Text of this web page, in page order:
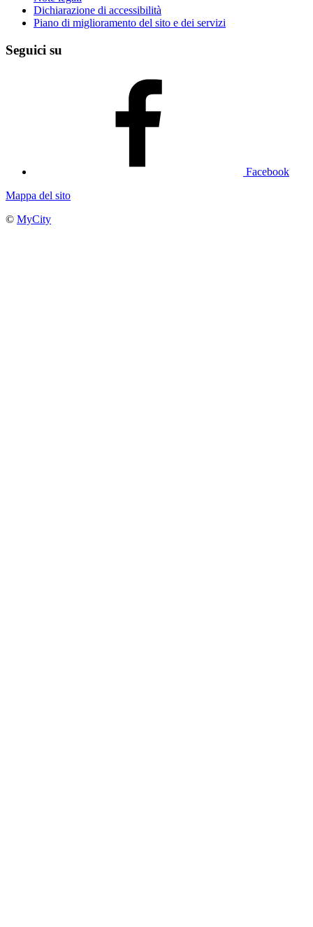
Dichiarazione di accessibilità
Piano di miglioramento del sito e dei servizi
Seguici su
Facebook
Mappa del sito
© MyCity